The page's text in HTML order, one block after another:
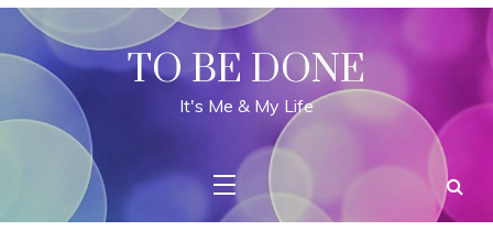
Skip
content
TO BE DONE
It's Me & My Life